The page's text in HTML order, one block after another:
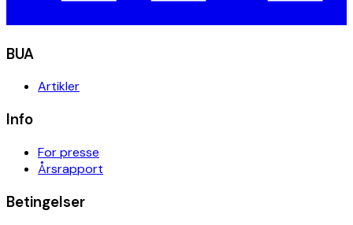
BUA
Artikler
Info
For presse
Årsrapport
Betingelser